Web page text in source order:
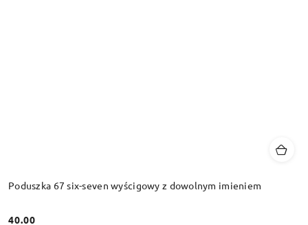
Poduszka 67 six-seven wyścigowy z dowolnym imieniem
40.00